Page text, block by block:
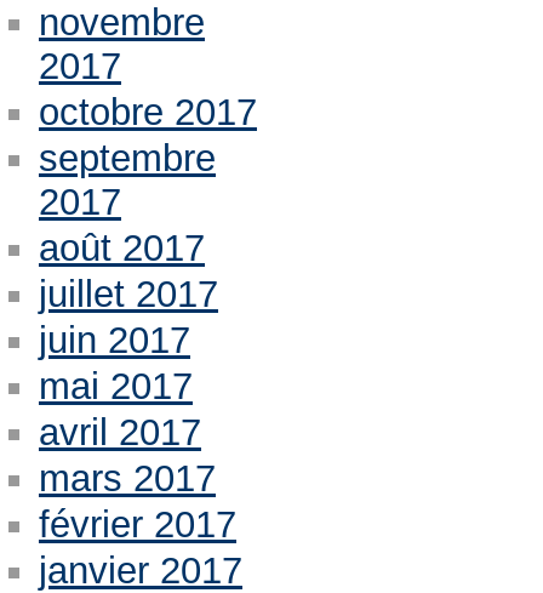
novembre
2017
octobre 2017
septembre
2017
août 2017
juillet 2017
juin 2017
mai 2017
avril 2017
mars 2017
février 2017
janvier 2017